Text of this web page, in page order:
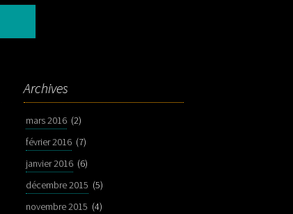
Archives
mars 2016 (2)
février 2016 (7)
janvier 2016 (6)
décembre 2015 (5)
novembre 2015 (4)